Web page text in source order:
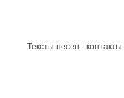
Тексты песен - контакты